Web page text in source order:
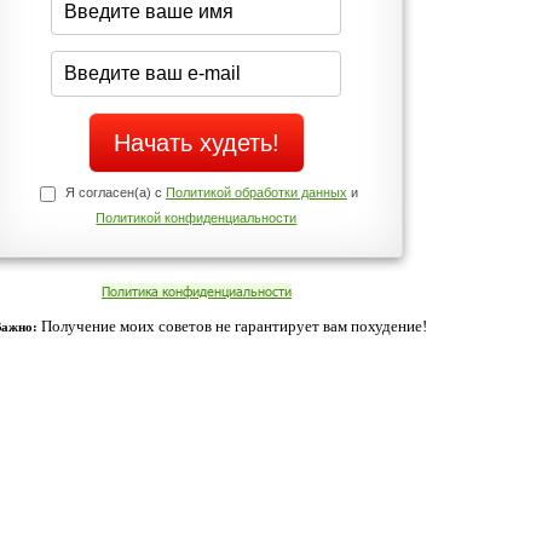
Да
Нет
Телефоны службы поддержки
+7 (909) 421-77-27
cookies. Оставаясь с нами, вы соглашаетесь с нашей
Согласен